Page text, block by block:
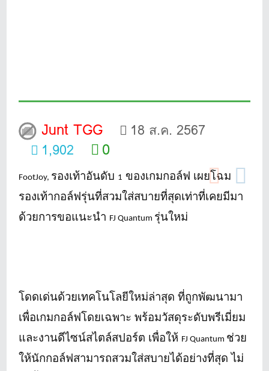
Junt TGG
18 ส.ค. 2567
1,902
0
FootJoy, รองเท้าอันดับ 1 ของเกมกอล์ฟ เผยโฉม
รองเท้ากอล์ฟรุ่นที่สวมใส่สบายที่สุดเท่าที่เคยมีมา
ด้วยการขอแนะนำ FJ Quantum รุ่นใหม่
โดดเด่นด้วยเทคโนโลยีใหม่ล่าสุด ที่ถูกพัฒนามา
เพื่อเกมกอล์ฟโดยเฉพาะ พร้อมวัสดุระดับพรีเมี่ยม
และงานดีไซน์สไตล์สปอร์ต เพื่อให้ FJ Quantum ช่วย
ให้นักกอล์ฟสามารถสวมใส่สบายได้อย่างที่สุด ไม่